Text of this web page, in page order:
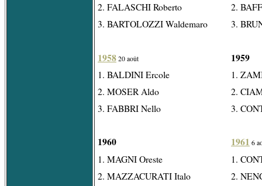
2. FALASCHI Roberto
3. BARTOLOZZI Waldemaro
1958 20 août
1. BALDINI Ercole
2. MOSER Aldo
3. FABBRI Nello
1960
1. MAGNI Oreste
2. MAZZACURATI Italo
2.
3.
1959
1.
2.
3.
1961 6
1.
2.